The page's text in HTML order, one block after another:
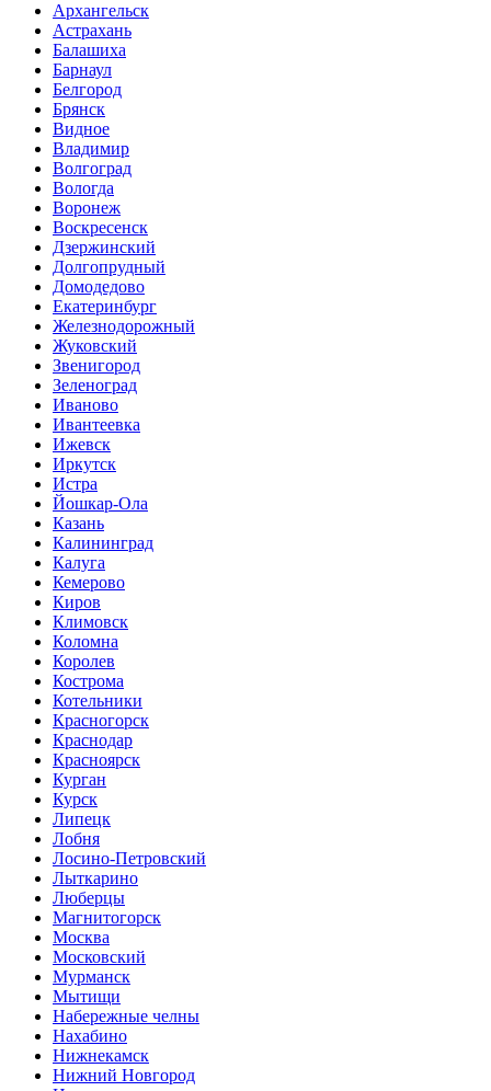
Архангельск
Астрахань
Балашиха
Барнаул
Белгород
Брянск
Видное
Владимир
Волгоград
Вологда
Воронеж
Воскресенск
Дзержинский
Долгопрудный
Домодедово
Екатеринбург
Железнодорожный
Жуковский
Звенигород
Зеленоград
Иваново
Ивантеевка
Ижевск
Иркутск
Истра
Йошкар-Ола
Казань
Калининград
Калуга
Кемерово
Киров
Климовск
Коломна
Королев
Кострома
Котельники
Красногорск
Краснодар
Красноярск
Курган
Курск
Липецк
Лобня
Лосино-Петровский
Лыткарино
Люберцы
Магнитогорск
Москва
Московский
Мурманск
Мытищи
Набережные челны
Нахабино
Нижнекамск
Нижний Новгород